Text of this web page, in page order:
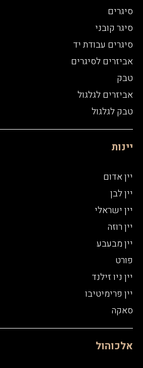
סיגרים
סיגר קובני
סיגרים עבודת יד
אביזרים לסיגרים
טבק
אביזרים לגלגול
טבק לגלגול
יינות
יין אדום
יין לבן
יין ישראלי
יין רוזה
יין מבעבע
פורט
יין ניו זילנד
יין פרימיטיבו
סאקה
אלכוהול